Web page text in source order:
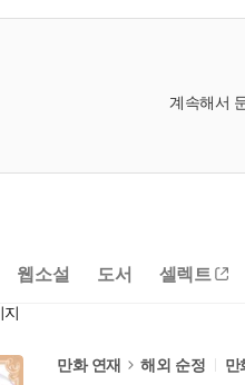
계속해서
웹소설 도서 셀렉트
만화 연재 해외 순정 만